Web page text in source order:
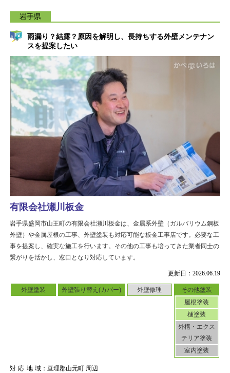
岩手県
雨漏り？結露？原因を解明し、長持ちする外壁メンテナン
スを提案したい
更新日：2026.06.19
外壁塗装 外壁張り替え(カバー) 外壁修理
その他塗装
屋根塗装
樋塗装
外構・エクス
テリア塗装
室内塗装
対応地域：亘理郡山元町 周辺
有限会社瀬川板金
岩手県盛岡市山王町の有限会社瀬川板金は、金属系外壁（ガルバリウム鋼板
外壁）や金属屋根の工事、外壁塗装も対応可能な板金工事店です。必要な工
事を提案し、確実な施工を行います。その他の工事も培ってきた業者同士の
繋がりを活かし、窓口となり対応しています。